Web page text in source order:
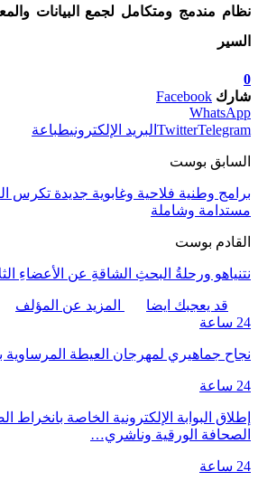
نظام مندمج ومتكامل لجمع البيانات
السير
0
شارك Facebook
WhatsApp
TwitterTelegram البريد الإلكترونيطباعة
السابق بوست
برامج وطنية فلاحية وغابوية جديدة تكرس
مستدامة وشاملة
القادم بوست
نتنياهو ورحلةُ البحثِ الشاقةِ عن الأعضاءِ
قد يعجبك ايضا
المزيد عن المؤلف
24 ساعة
نجاح جماهيري لمهرجان العيطة المرساوية
24 ساعة
إطلاق البوابة الإلكترونية الخاصة
الصحافة الورقية وناشري…
24 ساعة